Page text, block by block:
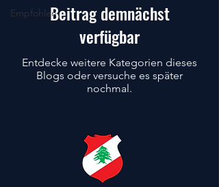
EmpfohlenBeitrag demnächst
verfügbar
Entdecke weitere Kategorien dieses
Blogs oder versuche es später
nochmal.